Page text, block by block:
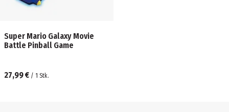
Super Mario Galaxy Movie
Battle Pinball Game
27,99 € / 1 Stk.